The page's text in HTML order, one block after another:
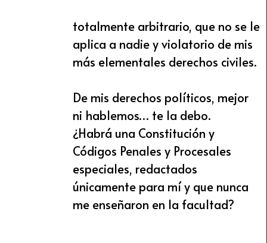
totalmente arbitrario, que no se le
aplica a nadie y violatorio de mis
más elementales derechos civiles.
De mis derechos políticos, mejor
ni hablemos… te la debo.
¿Habrá una Constitución y
Códigos Penales y Procesales
especiales, redactados
únicamente para mí y que nunca
me enseñaron en la facultad?